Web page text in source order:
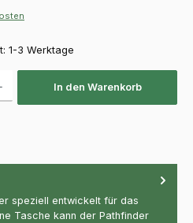
1-3 Werktage
In den Warenkorb
speziell entwickelt für das
Tasche kann der Pathfinder